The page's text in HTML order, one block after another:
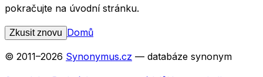
pokračujte na úvodní stránku.
Zkusit znovu Domů
© 2011–2026 Synonymus.cz — databáze synonym